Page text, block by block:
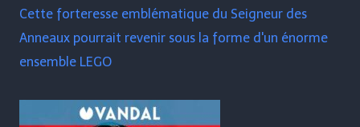
Cette forteresse emblématique du Seigneur des
Anneaux pourrait revenir sous la forme d'un énorme
ensemble LEGO